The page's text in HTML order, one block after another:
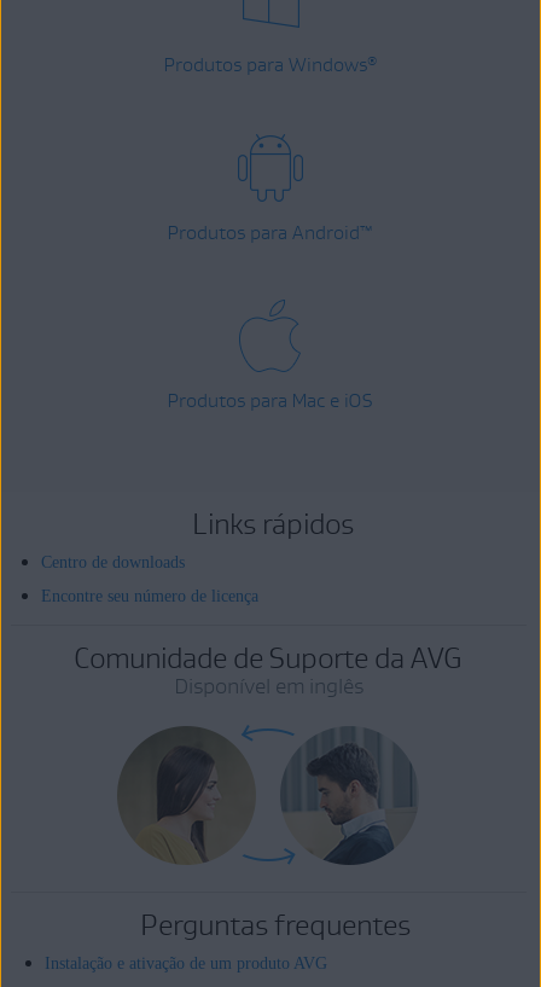
Produtos para Windows®
Produtos para Android™
Produtos para Mac e iOS
Links rápidos
Centro de downloads
Encontre seu número de licença
Comunidade de Suporte da AVG
Disponível em inglês
Perguntas frequentes
Instalação e ativação de um produto AVG